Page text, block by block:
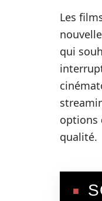
Les
qui
options
qualité.